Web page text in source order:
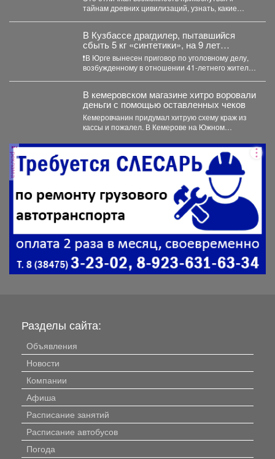
тайнам древних цивилизаций, узнать, какие
В Кузбассе драгдилер, пытавшийся
сбыть 5 кг «синтетики», на 9 лет
отправится в колонию строгого режима
❗В Юрге вынесен приговор по уголовному делу,
возбужденному в отношении 41-летнего жителя
В кемеровском магазине хитро воровали
деньги с помощью оставленных чеков
Кемеровчанин придумал хитрую схему краж из
кассы и пожалел. В Кемерове на Южном
реклама
Разделы сайта:
Объявления
Новости
Компании
Афиша
Расписание занятий
Расписание автобусов
Погода